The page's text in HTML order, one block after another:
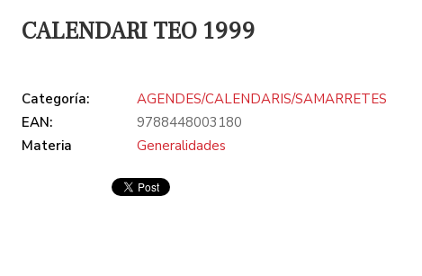
CALENDARI TEO 1999
Categoría:
AGENDES/CALENDARIS/SAMARRETES
EAN:
9788448003180
Materia
Generalidades